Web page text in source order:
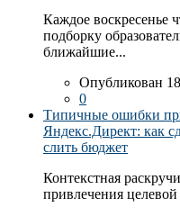
Каждое воскресенье
подборку
ближайшие...
Опубликован
0
Типичные ошибки
Яндекс.Директ: как
слить бюджет
Контекстная
привлечения